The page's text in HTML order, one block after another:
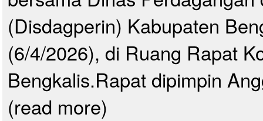
(Disdagperin) Kabupaten
(6/4/2026), di Ruang Rapat
Bengkalis.Rapat dipimpin
(read more)